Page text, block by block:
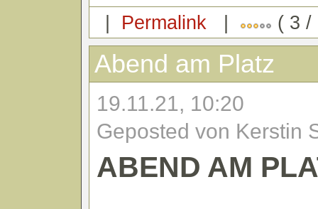
| Permalink | ( 3 /
Abend am Platz
19.11.21, 10:20
Geposted von Kerstin
ABEND AM